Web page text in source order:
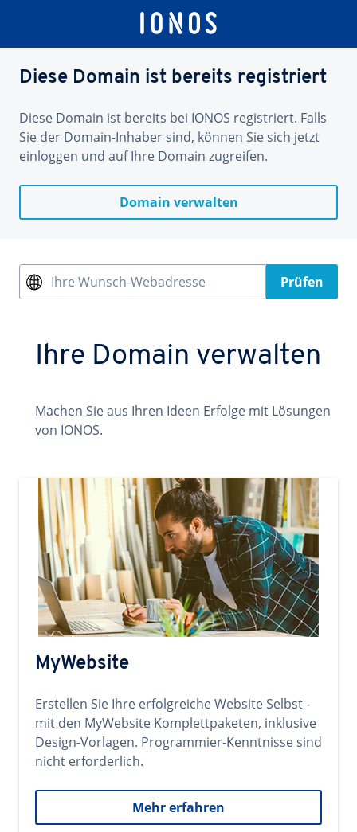
Diese Domain ist bereits registriert
Diese Domain ist bereits bei IONOS registriert. Falls
Sie der Domain-Inhaber sind, können Sie sich jetzt
einloggen und auf Ihre Domain zugreifen.
Domain verwalten
Ihre Wunsch-Webadresse Prüfen
Ihre Domain verwalten
Machen Sie aus Ihren Ideen Erfolge mit Lösungen
von IONOS.
MyWebsite
Erstellen Sie Ihre erfolgreiche Website Selbst -
mit den MyWebsite Komplettpaketen, inklusive
Design-Vorlagen. Programmier-Kenntnisse sind
nicht erforderlich.
Mehr erfahren